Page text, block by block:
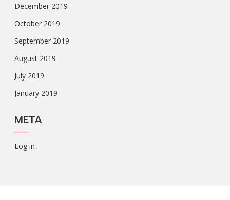
December 2019
October 2019
September 2019
August 2019
July 2019
January 2019
META
Log in